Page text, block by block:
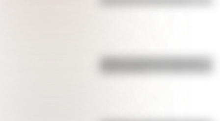
¿Sabías cuál fue la mascota de